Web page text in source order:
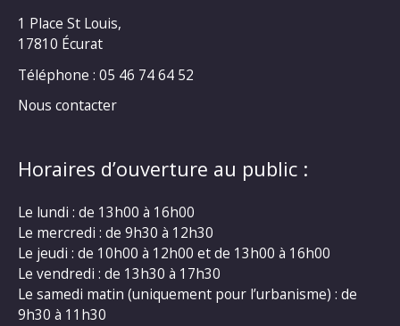
1 Place St Louis,
17810 Écurat
Téléphone : 05 46 74 64 52
Nous contacter
Horaires d’ouverture au public :
Le lundi : de 13h00 à 16h00
Le mercredi : de 9h30 à 12h30
Le jeudi : de 10h00 à 12h00 et de 13h00 à 16h00
Le vendredi : de 13h30 à 17h30
Le samedi matin (uniquement pour l’urbanisme) : de
9h30 à 11h30